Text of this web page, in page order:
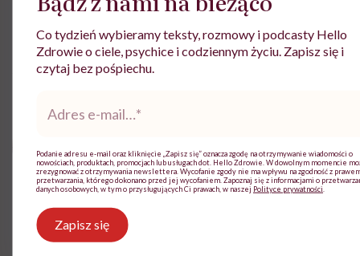
12.09.2022 r.
Justyna Fiedoruk
Uniwersytecie w Białymstoku i studia
podyplomowe Laboratorium Reportażu na
Uniwersytecie Warszawskim
Zobacz profil
Co tydzień wybieramy teksty, rozmowy i podcasty Hello
Zdrowie o ciele, psychice i codziennym życiu. Zapisz się i
czytaj bez pośpiechu.
mail*
Podanie adresu e-mail oraz kliknięcie „Zapisz się” oznacza zgodę na otrzymywanie wiadomości o
nowościach, produktach, promocjach lub usługach dot. Hello Zdrowie. W dowolnym momencie
zrezygnować z otrzymywania newslettera. Wycofanie zgody nie ma wpływu na zgodność z
przetwarzania, którego dokonano przed jej wycofaniem. Zapoznaj się z informacjami o
danych osobowych, w tym o przysługujących Ci prawach, w naszej Polityce prywatności
Zapisz się